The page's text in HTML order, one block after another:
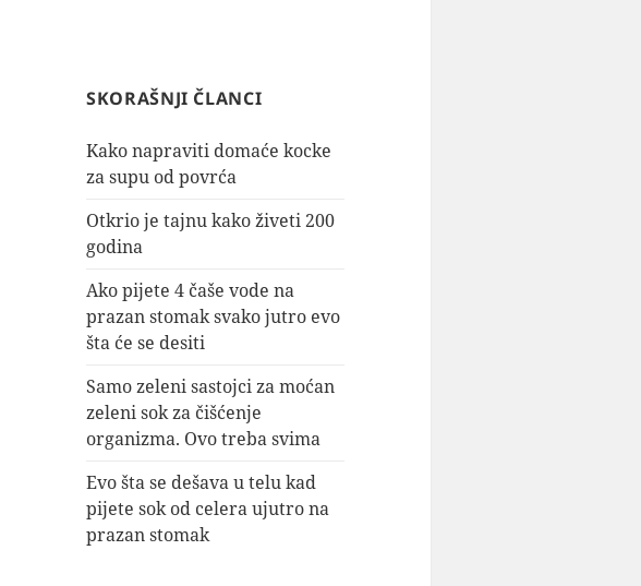
SKORAŠNJI ČLANCI
Kako napraviti domaće kocke
za supu od povrća
Otkrio je tajnu kako živeti 200
godina
Ako pijete 4 čaše vode na
prazan stomak svako jutro evo
šta će se desiti
Samo zeleni sastojci za moćan
zeleni sok za čišćenje
organizma. Ovo treba svima
Evo šta se dešava u telu kad
pijete sok od celera ujutro na
prazan stomak